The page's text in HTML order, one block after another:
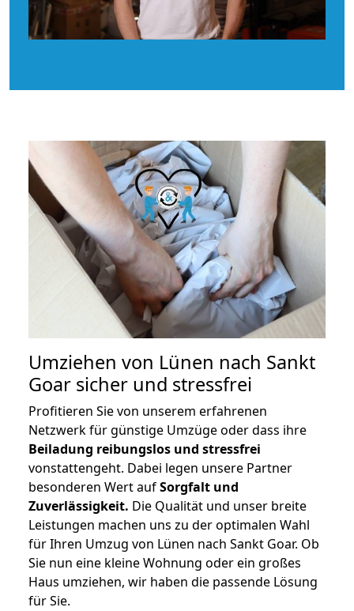
Umziehen von Lünen nach Sankt
Goar sicher und stressfrei
Profitieren Sie von unserem erfahrenen
Netzwerk für günstige Umzüge oder dass ihre
Beiladung reibungslos und stressfrei
vonstattengeht. Dabei legen unsere Partner
besonderen Wert aufSorgfalt und
Zuverlässigkeit. Die Qualität und unser breite
Leistungen machen uns zu der optimalen Wahl
für Ihren Umzug von Lünen nach Sankt Goar. Ob
Sie nun eine kleine Wohnung oder ein großes
Haus umziehen, wir haben die passende Lösung
für Sie.